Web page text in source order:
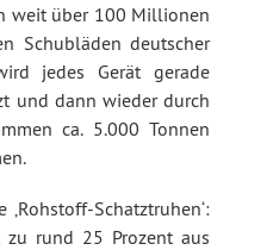
weit über 100 Millionen
Schubläden deutscher
jedes Gerät gerade
und dann wieder durch
ca. 5.000 Tonnen
Schatztruhen‘:
rund 25 Prozent aus